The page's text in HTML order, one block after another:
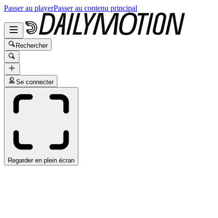
Passer au playerPasser au contenu principal
Rechercher
Se connecter
Regarder en plein écran